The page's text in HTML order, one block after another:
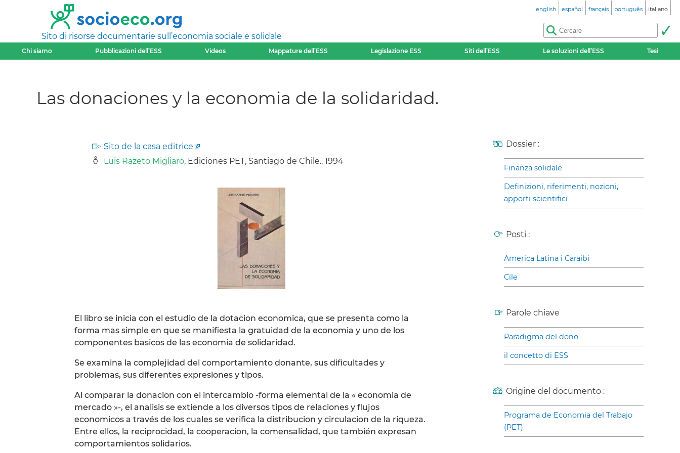
Sito di risorse documentarie sull’economia sociale e solidale
english español français português italiano
Chi siamo Pubblicazioni dell’ESS Videos Mappature dell’ESS Legislazione ESS Siti dell’ESS Le soluzioni dell’ESS Tesi
Las donaciones y la economia de la solidaridad.
Sito de la casa editrice
Luis Razeto Migliaro, Ediciones PET, Santiago de Chile., 1994
El libro se inicia con el estudio de la dotacion economica, que se presenta como la
forma mas simple en que se manifiesta la gratuidad de la economia y uno de los
componentes basicos de las economia de solidaridad.
Se examina la complejidad del comportamiento donante, sus dificultades y
problemas, sus diferentes expresiones y tipos.
Al comparar la donacion con el intercambio -forma elemental de la « economia de
mercado »-, el analisis se extiende a los diversos tipos de relaciones y flujos
economicos a través de los cuales se verifica la distribucion y circulacion de la riqueza.
Entre ellos, la reciprocidad, la cooperacion, la comensalidad, que también expresan
comportamientos solidarios.
Dossier :
Finanza solidale
Definizioni, riferimenti, nozioni,
apporti scientifici
Posti :
America Latina i Caraibi
Cile
Parole chiave
Paradigma del dono
il concetto di ESS
Origine del documento :
Programa de Economia del Trabajo
(PET)